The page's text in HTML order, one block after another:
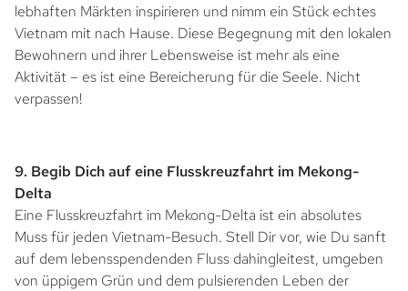
lebhaften Märkten inspirieren und nimm ein Stück echtes
Vietnam mit nach Hause. Diese Begegnung mit den lokalen
Bewohnern und ihrer Lebensweise ist mehr als eine
Aktivität – es ist eine Bereicherung für die Seele. Nicht
verpassen!
9. Begib Dich auf eine Flusskreuzfahrt im Mekong-
Delta
Eine Flusskreuzfahrt im Mekong-Delta ist ein absolutes
Muss für jeden Vietnam-Besuch. Stell Dir vor, wie Du sanft
auf dem lebensspendenden Fluss dahingleitest, umgeben
von üppigem Grün und dem pulsierenden Leben der